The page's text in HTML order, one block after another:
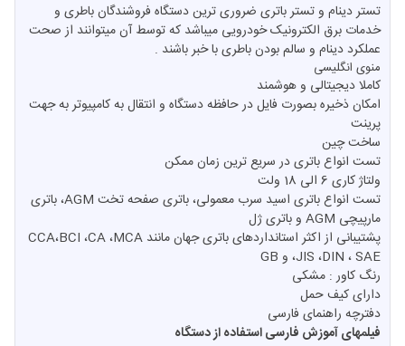
تستر دینام و تستر باتری ضروری ترین دستگاه فروشندگان باطری و
خدمات برق الکترونیک خودرویی میباشد که توسط آن میتوانند از صحت
عملکرد دینام و سالم بودن باطری با خبر باشند .
منوی انگلیسی
کاملا دیجیتالی و هوشمند
امکان ذخیره بصورت فایل در حافظه دستگاه و انتقال به کامپیوتر به جهت
پرینت
ساخت چین
تست انواع باتری در سریع ترین زمان ممکن
ولتاژ کاری 6 الی 18 ولت
تست انواع باتری اسید سرب معمولی، باتری صفحه تخت AGM، باتری
مارپیچی AGM و باتری ژل
پشتیبانی از اکثر استانداردهای باتری جهان مانند CCA،BCI ،CA ،MCA
،JIS ،DIN ، SAE و GB
رنگ کاور : مشکی
دارای کیف حمل
دفترچه راهنمای فارسی
فیلمهای آموزش فارسی استفاده از دستگاه